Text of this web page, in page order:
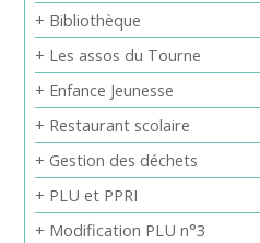
+ Bibliothèque
+ Les assos du Tourne
+ Enfance Jeunesse
+ Restaurant scolaire
+ Gestion des déchets
+ PLU et PPRI
+ Modification PLU n°3